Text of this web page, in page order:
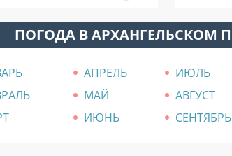
ПОГОДА В АРХАНГЕЛЬСКОМ
АПРЕЛЬ ИЮЛЬ
МАЙ АВГУСТ
ИЮНЬ СЕНТЯБРЬ